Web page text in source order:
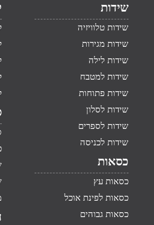
שידות
שידות טלוויזיה
שידות מגירות
שידות לילה
שידות למטבח
שידות פתוחות
שידות לסלון
שידות לספרים
שידות לכניסה
כסאות
כסאות עץ
כסאות לפינת אוכל
כסאות גבוהים